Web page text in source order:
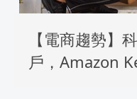
【電商趨勢】
戶，Amazon